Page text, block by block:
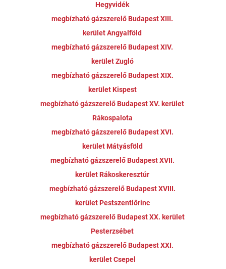
Hegyvidék
megbízható gázszerelő Budapest XIII.
kerület Angyalföld
megbízható gázszerelő Budapest XIV.
kerület Zugló
megbízható gázszerelő Budapest XIX.
kerület Kispest
megbízható gázszerelő Budapest XV. kerület
Rákospalota
megbízható gázszerelő Budapest XVI.
kerület Mátyásföld
megbízható gázszerelő Budapest XVII.
kerület Rákoskeresztúr
megbízható gázszerelő Budapest XVIII.
kerület Pestszentlőrinc
megbízható gázszerelő Budapest XX. kerület
Pesterzsébet
megbízható gázszerelő Budapest XXI.
kerület Csepel